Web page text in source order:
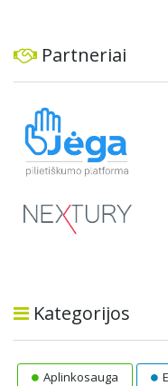
Partneriai
Kategorijos
Aplinkosauga